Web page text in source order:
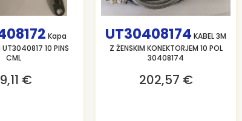
Kapa
10 PINS
CML
€
UT30408174 KABEL 3M
Z ŽENSKIM KONEKTORJEM 10 POL
30408174
202,57 €